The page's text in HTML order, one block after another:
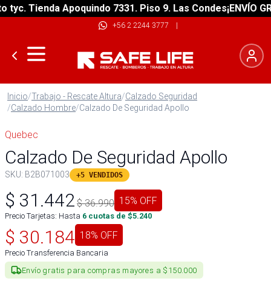
Tienda Apoquindo 7331. Piso 9. Las Condes¡ENVÍO
+56 2 2244 3777 |
Inicio/Trabajo - Rescate Altura/Calzado Seguridad
/Calzado Hombre/Calzado De Seguridad Apollo
Quebec
Calzado De Seguridad Apollo
SKU: B2B071003 +5 VENDIDOS
$ 31.442 $36.990 15% OFF
Precio Tarjetas: Hasta 6 cuotas de $5.240
$ 30.184 18% OFF
Precio Transferencia Bancaria
Envío gratis para compras mayores a $150.000